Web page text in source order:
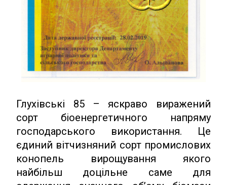
Глухівські 85 – яскраво виражений
сорт біоенергетичного напряму
господарського використання. Це
єдиний вітчизняний сорт промислових
конопель вирощування якого
найбільш доцільне саме для